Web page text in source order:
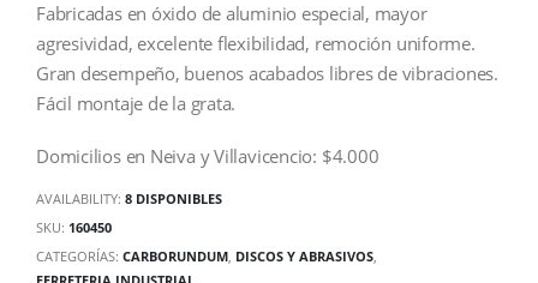
Fabricadas en óxido de aluminio especial, mayor
agresividad, excelente flexibilidad, remoción uniforme.
Gran desempeño, buenos acabados libres de vibraciones.
Fácil montaje de la grata.
Domicilios en Neiva y Villavicencio: $4.000
AVAILABILITY: 8 DISPONIBLES
SKU: 160450
CATEGORÍAS: CARBORUNDUM DISCOS Y ABRASIVOS